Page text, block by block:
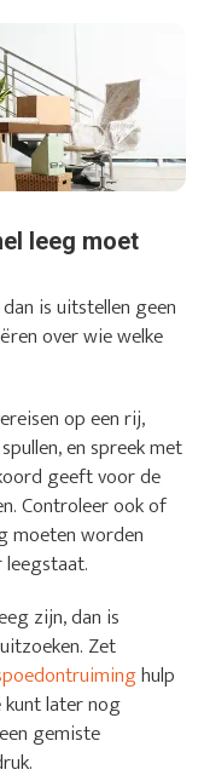
leeg moet
is uitstellen geen
over wie welke
op een rij,
en spreek met
geeft voor de
Controleer ook of
moeten worden
zijn, dan is
Zet
hulp
kunt later nog
gemiste